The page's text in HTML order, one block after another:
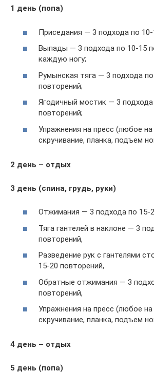
1 день (попа)
Приседания — 3 подхода по 10-
Выпады — 3 подхода по 10-15
каждую ногу;
Румынская тяга — 3 подхода
повторений;
Ягодичный мостик — 3
повторений;
Упражнения на пресс (любое
скручивание, планка, подъем
2 день – отдых
3 день (спина, грудь, руки)
Отжимания — 3 подхода по 15-
Тяга гантелей в наклоне — 3
повторений,
Разведение рук с гантелями
15-20 повторений,
Обратные отжимания — 3
повторений,
Упражнения на пресс (любое
скручивание, планка, подъем
4 день – отдых
5 день (попа)